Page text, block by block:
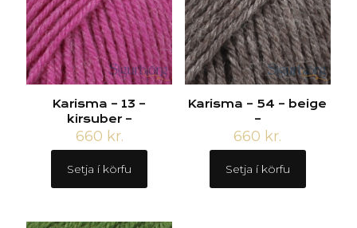
Karisma – 13 –
kirsuber –
660 kr.
Setja í körfu
Karisma – 54 – beige
–
660 kr.
Setja í körfu